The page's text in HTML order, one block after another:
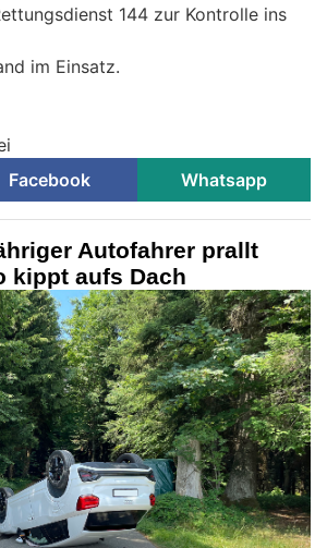
144 zur Kontrolle ins
im Einsatz.
Facebook Whatsapp
Autofahrer prallt
kippt aufs Dach